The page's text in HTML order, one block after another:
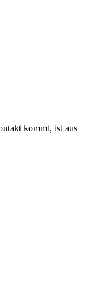
kommt, ist aus